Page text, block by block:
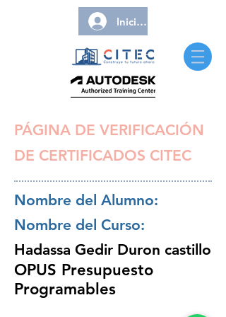
Iniciar sesión
PÁGINA DE VERIFICACIÓN
DE CERTIFICADOS CITEC
Nombre del Alumno:
Nombre del Curso:
Hadassa Gedir Duron castillo
OPUS Presupuesto
Programables